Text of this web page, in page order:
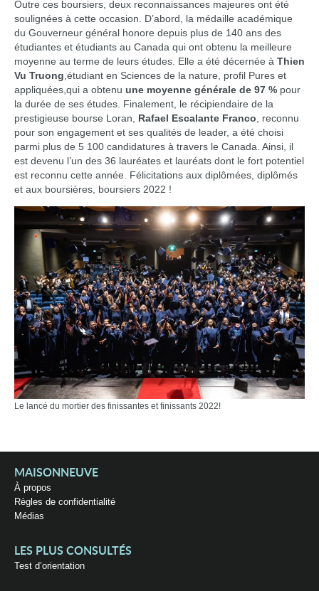
Outre ces boursiers, deux reconnaissances majeures ont été
soulignées à cette occasion. D’abord, la médaille académique
du Gouverneur général honore depuis plus de 140 ans des
étudiantes et étudiants au Canada qui ont obtenu la meilleure
moyenne au terme de leurs études. Elle a été décernée à Thien
Vu Truong ,étudiant en Sciences de la nature, profil Pures et
appliquées,qui a obtenu une moyenne générale de 97 % pour
la durée de ses études. Finalement, le récipiendaire de la
prestigieuse bourse Loran, Rafael Escalante Franco , reconnu
pour son engagement et ses qualités de leader, a été choisi
parmi plus de 5 100 candidatures à travers le Canada. Ainsi, il
est devenu l’un des 36 lauréates et lauréats dont le fort potentiel
est reconnu cette année. Félicitations aux diplômées, diplômés
et aux boursières, boursiers 2022 !
Le lancé du mortier des finissantes et finissants 2022!
MAISONNEUVE
À propos
Règles de confidentialité
Médias
LES PLUS CONSULTÉS
Test d’orientation